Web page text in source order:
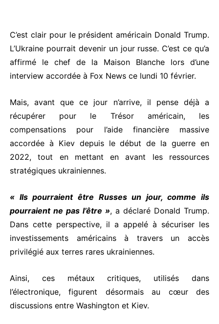
C’est clair pour le président américain Donald Trump.
L’Ukraine pourrait devenir un jour russe. C’est ce qu’a
affirmé le chef de la Maison Blanche lors d’une
interview accordée à Fox News ce lundi 10 février.
Mais, avant que ce jour n’arrive, il pense déjà a
récupérer pour le Trésor américain, les
compensations pour l’aide financière massive
accordée à Kiev depuis le début de la guerre en
2022, tout en mettant en avant les ressources
stratégiques ukrainiennes.
« Ils pourraient être Russes un jour, comme ils
pourraient ne pas l’être », a déclaré Donald Trump.
Dans cette perspective, il a appelé à sécuriser les
investissements américains à travers un accès
privilégié aux terres rares ukrainiennes.
Ainsi, ces métaux critiques, utilisés dans
l’électronique, figurent désormais au cœur des
discussions entre Washington et Kiev.